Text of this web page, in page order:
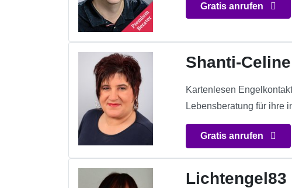
Gratis anrufen
Shanti-Celine
Kartenlesen
Lebensberatung für ihre
Gratis anrufen
Lichtengel83